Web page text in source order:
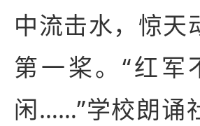
中流击水，惊天
第一桨。“红军
闲……”学校朗诵